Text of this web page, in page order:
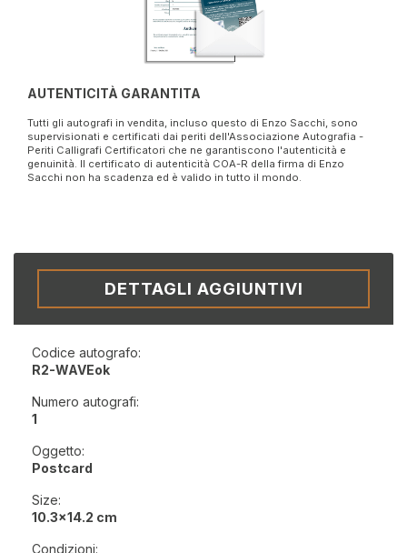
AUTENTICITÀ GARANTITA
Tutti gli autografi in vendita, incluso questo di Enzo Sacchi, sono
supervisionati e certificati dai periti dell'Associazione Autografia -
Periti Calligrafi Certificatori che ne garantiscono l'autenticità e
genuinità. Il certificato di autenticità COA-R della firma di Enzo
Sacchi non ha scadenza ed è valido in tutto il mondo.
DETTAGLI AGGIUNTIVI
Codice autografo:
R2-WAVEok
Numero autografi:
1
Oggetto:
Postcard
Size:
10.3x14.2 cm
Condizioni: